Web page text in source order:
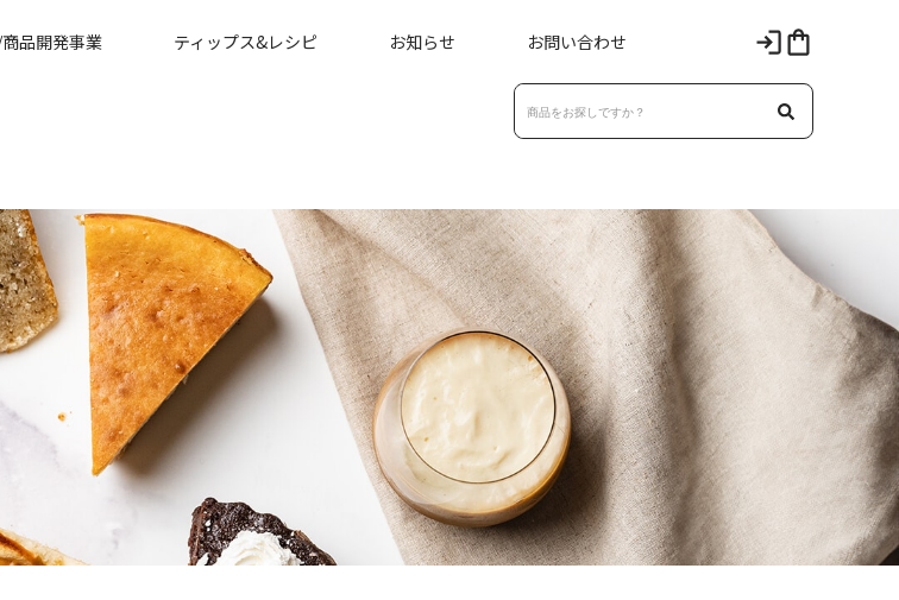
品開発事業 ティップス&レシピ お知らせ お問い合わせ